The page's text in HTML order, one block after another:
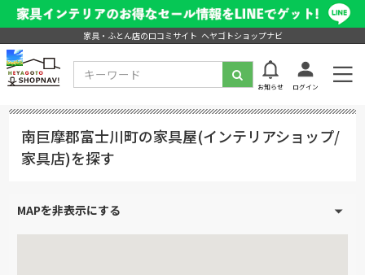
家具・ふとん店の口コミサイト ヘヤゴトショップナビ
お知らせ ログイン
南巨摩郡富士川町の家具屋(インテリアショップ/
家具店)を探す